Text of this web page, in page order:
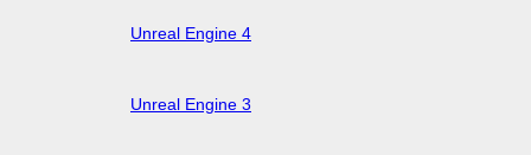
Unreal Engine 4
Unreal Engine 3